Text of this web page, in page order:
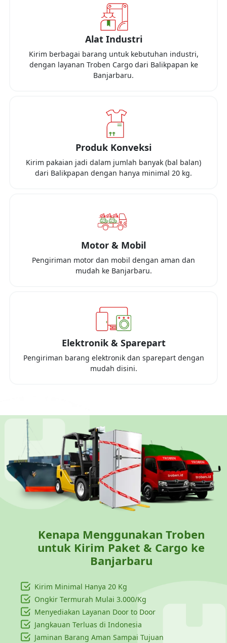
Alat Industri
Kirim berbagai barang untuk kebutuhan industri,
dengan layanan Troben Cargo dari Balikpapan ke
Banjarbaru.
Produk Konveksi
Kirim pakaian jadi dalam jumlah banyak (bal balan)
dari Balikpapan dengan hanya minimal 20 kg.
Motor & Mobil
Pengiriman motor dan mobil dengan aman dan
mudah ke Banjarbaru.
Elektronik & Sparepart
Pengiriman barang elektronik dan sparepart dengan
mudah disini.
Kenapa Menggunakan Troben
untuk Kirim Paket & Cargo ke
Banjarbaru
Kirim Minimal Hanya 20 Kg
Ongkir Termurah Mulai 3.000/Kg
Menyediakan Layanan Door to Door
Jangkauan Terluas di Indonesia
Jaminan Barang Aman Sampai Tujuan